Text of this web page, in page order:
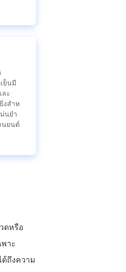
ย็นมี
ะ
งสําห
นยํา
นยนต์
ดหรือ
าะ
ถึงความ